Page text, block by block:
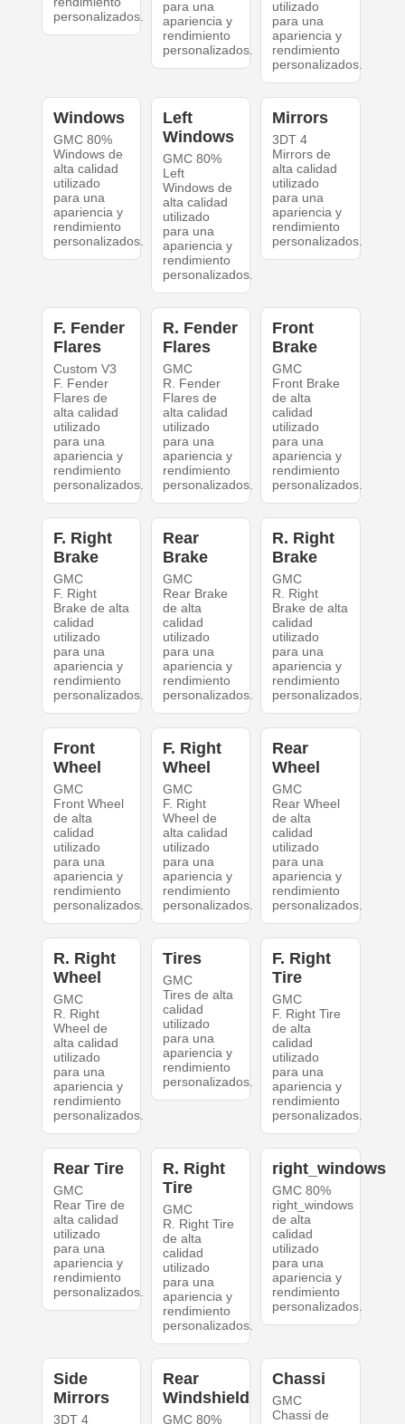
personalizados.
para una
apariencia y
rendimiento
personalizados.
utilizado
para una
apariencia y
rendimiento
personalizados.
Windows
GMC 80%
Windows de
alta calidad
utilizado
para una
apariencia y
rendimiento
personalizados.
Left
Windows
GMC 80%
Left
Windows de
alta calidad
utilizado
para una
apariencia y
rendimiento
personalizados.
Mirrors
3DT 4
Mirrors de
alta calidad
utilizado
para una
apariencia y
rendimiento
personalizados.
F. Fender
Flares
Custom V3
F. Fender
Flares de
alta calidad
utilizado
para una
apariencia y
rendimiento
personalizados.
R. Fender
Flares
GMC
R. Fender
Flares de
alta calidad
utilizado
para una
apariencia y
rendimiento
personalizados.
Front
Brake
GMC
Front Brake
de alta
calidad
utilizado
para una
apariencia y
rendimiento
personalizados.
F. Right
Brake
GMC
F. Right
Brake de alta
calidad
utilizado
para una
apariencia y
rendimiento
personalizados.
Rear
Brake
GMC
Rear Brake
de alta
calidad
utilizado
para una
apariencia y
rendimiento
personalizados.
R. Right
Brake
GMC
R. Right
Brake de alta
calidad
utilizado
para una
apariencia y
rendimiento
personalizados.
Front
Wheel
GMC
Front Wheel
de alta
calidad
utilizado
para una
apariencia y
rendimiento
personalizados.
F. Right
Wheel
GMC
F. Right
Wheel de
alta calidad
utilizado
para una
apariencia y
rendimiento
personalizados.
Rear
Wheel
GMC
Rear Wheel
de alta
calidad
utilizado
para una
apariencia y
rendimiento
personalizados.
R. Right
Wheel
GMC
R. Right
Wheel de
alta calidad
utilizado
para una
apariencia y
rendimiento
personalizados.
Tires
GMC
Tires de alta
calidad
utilizado
para una
apariencia y
rendimiento
personalizados.
F. Right
Tire
GMC
F. Right Tire
de alta
calidad
utilizado
para una
apariencia y
rendimiento
personalizados.
Rear Tire
GMC
Rear Tire de
alta calidad
utilizado
para una
apariencia y
rendimiento
personalizados.
R. Right
Tire
GMC
R. Right Tire
de alta
calidad
utilizado
para una
apariencia y
rendimiento
personalizados.
right_windows
GMC 80%
right_windows
de alta
calidad
utilizado
para una
apariencia y
rendimiento
personalizados.
Side
Mirrors
3DT 4
Rear
Windshield
GMC 80%
Chassi
GMC
Chassi de